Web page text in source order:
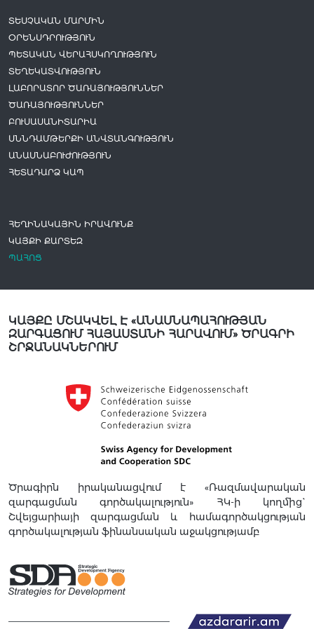
ՏԵՍՉԱԿԱՆ ՄԱՐՄԻՆ
ՕՐԵՆՍԴՐՈՒԹՅՈՒՆ
ՊԵՏԱԿԱՆ ՎԵՐԱՀՍԿՈՂՈՒԹՅՈՒՆ
ՏԵՂԵԿԱՏՎՈՒԹՅՈՒՆ
ԼԱԲՈՐԱՏՈՐ ԾԱՌԱՅՈՒԹՅՈՒՆՆԵՐ
ԾԱՌԱՅՈՒԹՅՈՒՆՆԵՐ
ԲՈՒՍԱՍԱՆԻՏԱՐԻԱ
ՍՆՆԴԱՄԹԵՐՔԻ ԱՆՎՏԱՆԳՈՒԹՅՈՒՆ
ԱՆԱՍՆԱԲՈՒԺՈՒԹՅՈՒՆ
ՀԵՏԱԴԱՐՁ ԿԱՊ
ՀԵՂԻՆԱԿԱՅԻՆ ԻՐԱՎՈՒՆՔ
ԿԱՅՔԻ ՔԱՐՏԵԶ
ՊԱՀՈՑ
ԿԱՅՔԸ ՄՇԱԿՎԵԼ Է «ԱՆԱՍՆԱՊԱՀՈՒԹՅԱՆ
ԶԱՐԳԱՑՈՒՄ ՀԱՅԱՍՏԱՆԻ ՀԱՐԱՎՈՒՄ» ԾՐԱԳՐԻ
ՇՐՋԱՆԱԿՆԵՐՈՒՄ
Ծրագիրն իրականացվում է «Ռազմավարական
զարգացման գործակալություն» ՀԿ-ի կողմից`
Շվեյցարիայի զարգացման և համագործակցության
գործակալության ֆինանսական աջակցությամբ